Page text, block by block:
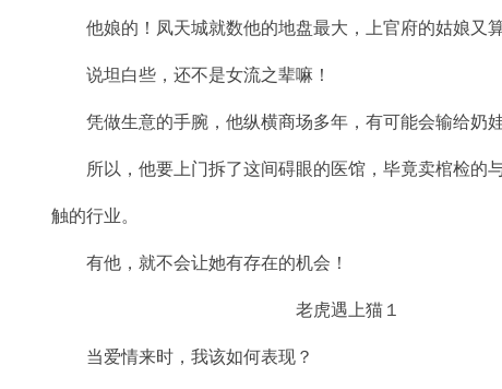
他娘的！凤天城就数他的地盘最大，上官府的姑娘又
说坦白些，还不是女流之辈嘛！
凭做生意的手腕，他纵横商场多年，有可能会输给奶
所以，他要上门拆了这间碍眼的医馆，毕竟卖棺检的
触的行业。
有他，就不会让她有存在的机会！
老虎遇上猫１
当爱情来时，我该如何表现？